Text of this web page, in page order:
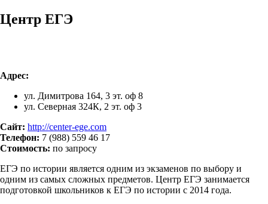
Центр ЕГЭ
Адрес:
ул. Димитрова 164, 3 эт. оф 8
ул. Северная 324К, 2 эт. оф 3
Сайт: http://center-ege.com
Телефон: 7 (988) 559 46 17
Стоимость: по запросу
ЕГЭ по истории является одним из экзаменов по выбору и
одним из самых сложных предметов. Центр ЕГЭ занимается
подготовкой школьников к ЕГЭ по истории с 2014 года.